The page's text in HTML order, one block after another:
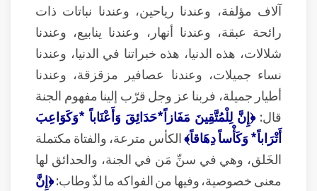
آلاف مؤلفة، وعندنا رياحين، وعندنا نباتات ذات
رائحة عبقة، وعندنا أنهار، وعندنا ينابيع، وعندنا
شلالات، هذه الدنيا، هذه خبراتنا في الدنيا، وعندنا
نساء جميلات، وعندنا عصافير مزقزقة، وعندنا
أطيار جميلة، فربنا عز وجل قرّب إلينا مفهوم الجنة
قال:﴿إِنَّ لِلْمُتَّقِينَ مَفَازاً*حَدَائِقَ وَأَعْنَاباً *وَكَوَاعِبَ
أَتْرَاباً* وَكَأْساً دِهَاقاً﴾الكأس مترعة، والفتاة مكتملة
الخَلق، وهي في سنِّ مَن في الجنة، والحدائق لها
معنى خصوصية، وفيها من الفواكه ما لذّ وطاب:﴿إِنَّ